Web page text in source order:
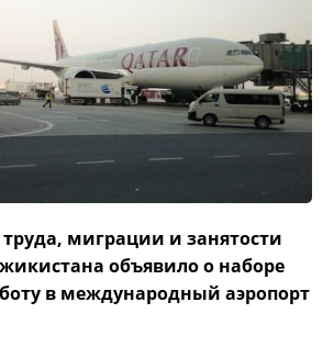
миграции и занятости
объявило о наборе
в международный аэропорт